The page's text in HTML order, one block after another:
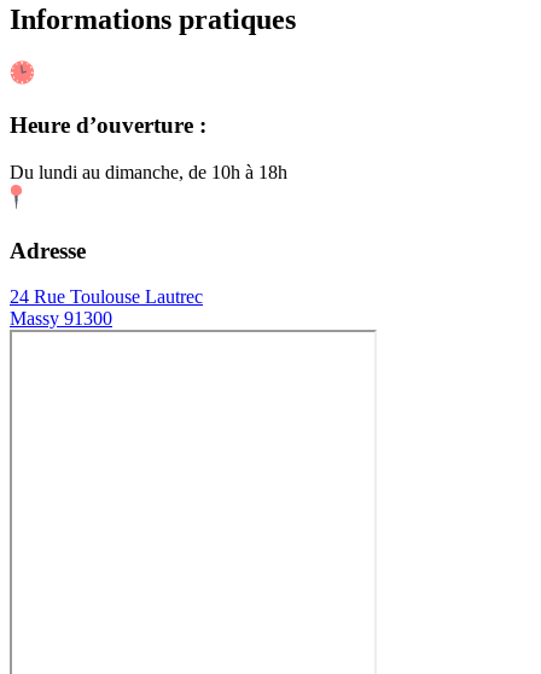
Informations pratiques
Heure d’ouverture :
Du lundi au dimanche, de 10h à 18h
Adresse
24 Rue Toulouse Lautrec
Massy 91300